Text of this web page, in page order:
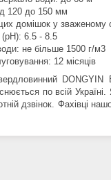
120 до 150 мм
домішок у зваженому
(pH): 6.5 - 8.5
не більше 1500 г/м3
12 місяців
по всій
дзвінок. Фахівці